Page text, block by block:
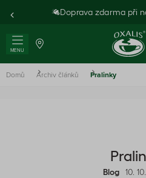
Doprava zdarma při
MENU
Domů Archiv článků Pralinky
Blog 10.